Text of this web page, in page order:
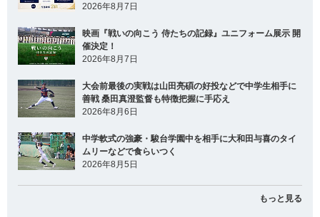
2026年8月7日
映画『戦いの向こう 侍たちの記録』ユニフォーム展示 開
催決定！
2026年8月7日
大会前最後の実戦は山田亮碩の好投などで中学生相手に
善戦 桑田真澄監督も特徴把握に手応え
2026年8月6日
中学軟式の強豪・駿台学園中を相手に大和田与喜のタイ
ムリーなどで食らいつく
2026年8月5日
もっと見る